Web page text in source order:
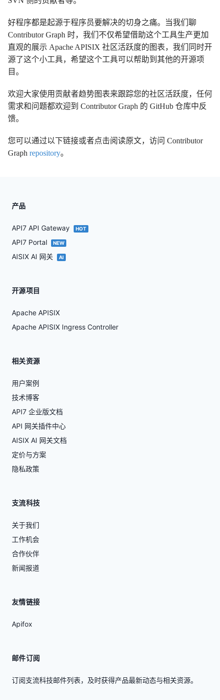
好程序都是起源于程序员要解决的切身之痛。当我们聊
Contributor Graph 时，我们不仅希望借助这个工具生产更加
直观的展示 Apache APISIX 社区活跃度的图表，我们同时开
源了这个小工具，希望这个工具可以帮助到其他的开源项
目。
欢迎大家使用贡献者趋势图表来跟踪您的社区活跃度，任何
需求和问题都欢迎到 Contributor Graph 的 GitHub 仓库中反
馈。
您可以通过以下链接或者点击阅读原文，访问 Contributor
Graph repository。
产品
API7 API Gateway HOT
API7 Portal NEW
AISIX AI 网关 AI
开源项目
Apache APISIX
Apache APISIX Ingress Controller
相关资源
用户案例
技术博客
API7 企业版文档
API 网关插件中心
AISIX AI 网关文档
定价与方案
隐私政策
支流科技
关于我们
工作机会
合作伙伴
新闻报道
友情链接
Apifox
邮件订阅
订阅支流科技邮件列表，及时获得产品最新动态与相关资源。